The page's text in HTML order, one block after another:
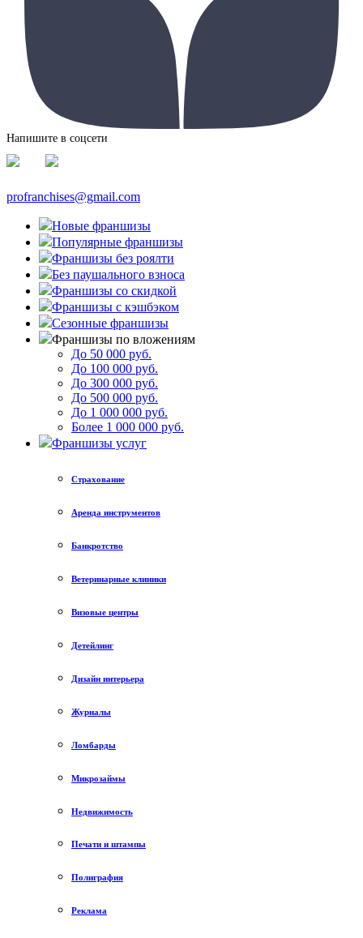
Напишите в соцсети
profranchises@gmail.com
Новые франшизы
Популярные франшизы
Франшизы без роялти
Без паушального взноса
Франшизы со скидкой
Франшизы с кэшбэком
Сезонные франшизы
Франшизы по вложениям
До 50 000 руб.
До 100 000 руб.
До 300 000 руб.
До 500 000 руб.
До 1 000 000 руб.
Более 1 000 000 руб.
Франшизы услуг
Страхование
Аренда инструментов
Банкротство
Ветеринарные клиники
Визовые центры
Детейлинг
Дизайн интерьера
Журналы
Ломбарды
Микрозаймы
Недвижимость
Печати и штампы
Полиграфия
Реклама